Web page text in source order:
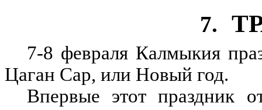
7.
7-8 февраля Калмыкия
Цаган Сар, или Новый год.
Впервые этот праздник